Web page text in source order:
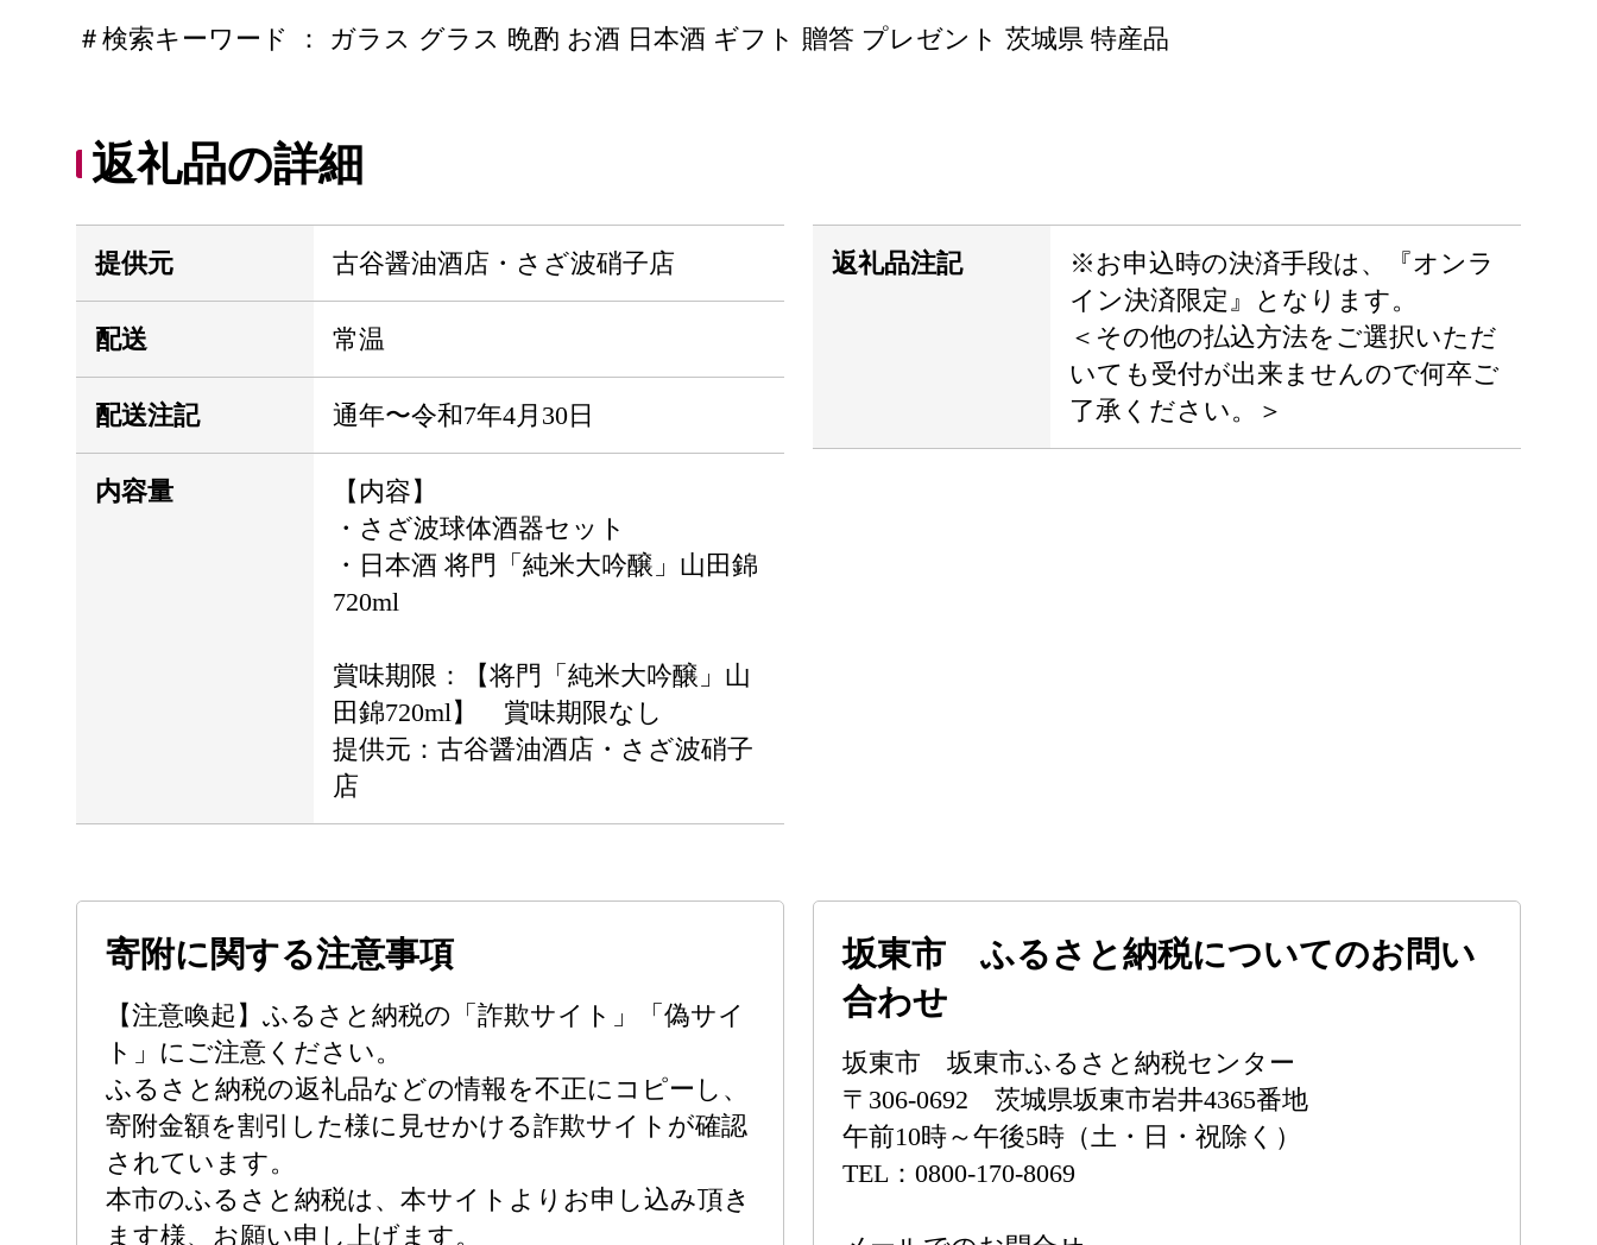
＃検索キーワード ： ガラス グラス 晩酌 お酒 日本酒 ギフト 贈答 プレゼント 茨城県 特産品
返礼品の詳細
提供元 古谷醤油酒店・さざ波硝子店
配送 常温
配送注記 通年〜令和7年4月30日
内容量
【内容】
・さざ波球体酒器セット
・日本酒 将門「純米大吟醸」山田錦
720ml
賞味期限：【将門「純米大吟醸」山
田錦720ml】 賞味期限なし
提供元：古谷醤油酒店・さざ波硝子
店
返礼品注記
※お申込時の決済手段は、『オンラ
イン決済限定』となります。
＜その他の払込方法をご選択いただ
いても受付が出来ませんので何卒ご
了承ください。＞
寄附に関する注意事項
【注意喚起】ふるさと納税の「詐欺サイト」「偽サイ
ト」にご注意ください。
ふるさと納税の返礼品などの情報を不正にコピーし、
寄附金額を割引した様に見せかける詐欺サイトが確認
されています。
本市のふるさと納税は、本サイトよりお申し込み頂き
ます様、お願い申し上げます。
坂東市 ふるさと納税についてのお問い
合わせ
坂東市 坂東市ふるさと納税センター
〒306-0692 茨城県坂東市岩井4365番地
午前10時～午後5時（土・日・祝除く）
TEL：0800-170-8069